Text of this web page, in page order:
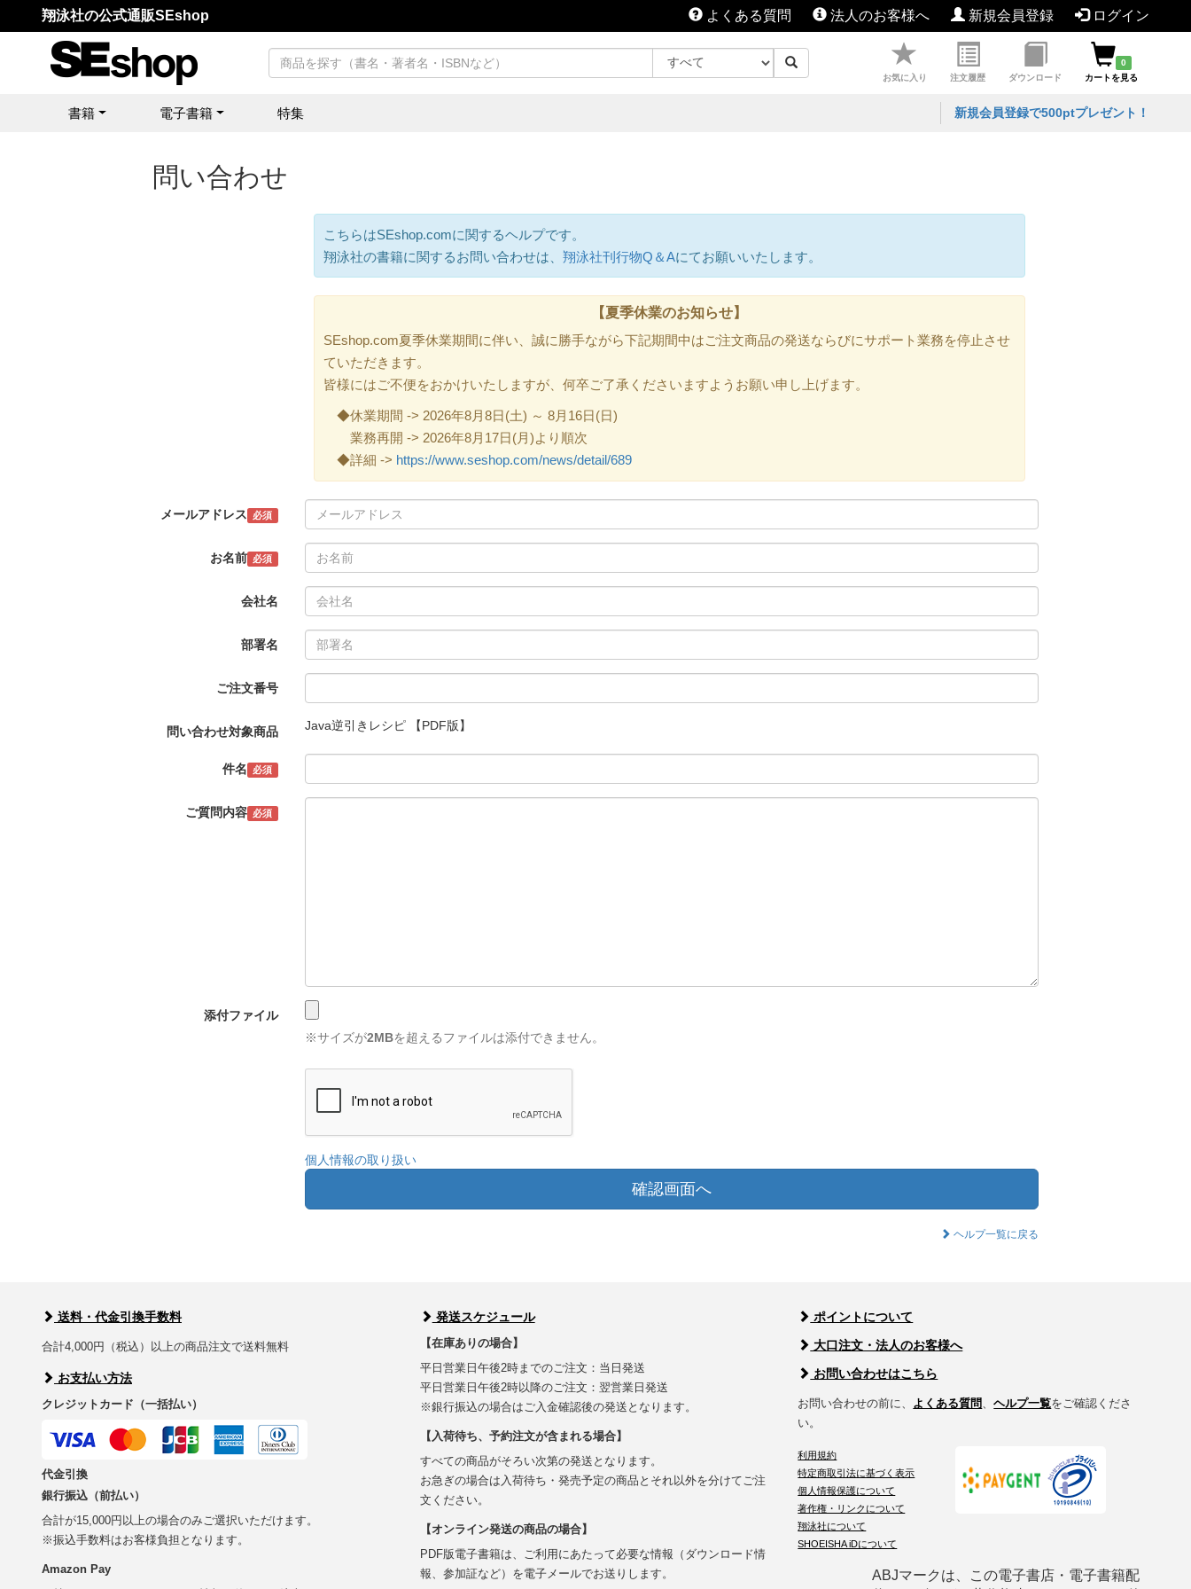
翔泳社の公式通販SEshop よくある質問 法人のお客様へ 新規会員登録 ログイン
お気に入り 注文履歴 ダウンロード
0
カートを見る
書籍 電子書籍 特集 新規会員登録で500ptプレゼント！
問い合わせ
こちらはSEshop.comに関するヘルプです。
翔泳社の書籍に関するお問い合わせは、 翔泳社刊行物Q＆Aにてお願いいたします。
【夏季休業のお知らせ】
SEshop.com夏季休業期間に伴い、誠に勝手ながら下記期間中はご注文商品の発送ならびにサポート業務を停止させ
ていただきます。
皆様にはご不便をおかけいたしますが、何卒ご了承くださいますようお願い申し上げます。
◆休業期間 -> 2026年8月8日(土) ～ 8月16日(日)
業務再開 -> 2026年8月17日(月)より順次
◆詳細 -> https://www.seshop.com/news/detail/689
メールアドレス 必須
お名前 必須
会社名
部署名
ご注文番号
問い合わせ対象商品 Java逆引きレシピ 【PDF版】
件名 必須
ご質問内容 必須
添付ファイル
※サイズが2MBを超えるファイルは添付できません。
個人情報の取り扱い
確認画面へ
ヘルプ一覧に戻る
送料・代金引換手数料
合計4,000円（税込）以上の商品注文で送料無料
お支払い方法
クレジットカード（一括払い）
代金引換
銀行振込（前払い）
合計が15,000円以上の場合のみご選択いただけます。
※振込手数料はお客様負担となります。
Amazon Pay
発送スケジュール
【在庫ありの場合】
平日営業日午後2時までのご注文：当日発送
平日営業日午後2時以降のご注文：翌営業日発送
※銀行振込の場合はご入金確認後の発送となります。
【入荷待ち、予約注文が含まれる場合】
すべての商品がそろい次第の発送となります。
お急ぎの場合は入荷待ち・発売予定の商品とそれ以外を分けてご注
文ください。
【オンライン発送の商品の場合】
PDF版電子書籍は、ご利用にあたって必要な情報（ダウンロード情
報、参加証など）を電子メールでお送りします。
ポイントについて
大口注文・法人のお客様へ
お問い合わせはこちら
お問い合わせの前に、 よくある質問、ヘルプ一覧をご確認くださ
い。
利用規約
特定商取引法に基づく表示
個人情報保護について
著作権・リンクについて
翔泳社について
SHOEISHA iDについて
ABJマークは、この電子書店・電子書籍配